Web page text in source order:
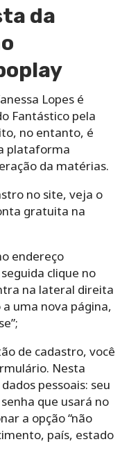
da
Lopes é
Fantástico pela
no entanto, é
plataforma
da matérias.
no site, veja o
gratuita na
endereço
clique no
na lateral direita
uma nova página,
de cadastro, você
Nesta
pessoais: seu
que usará no
a opção “não
país, estado